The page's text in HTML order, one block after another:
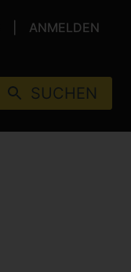
ANMELDEN
SUCHEN